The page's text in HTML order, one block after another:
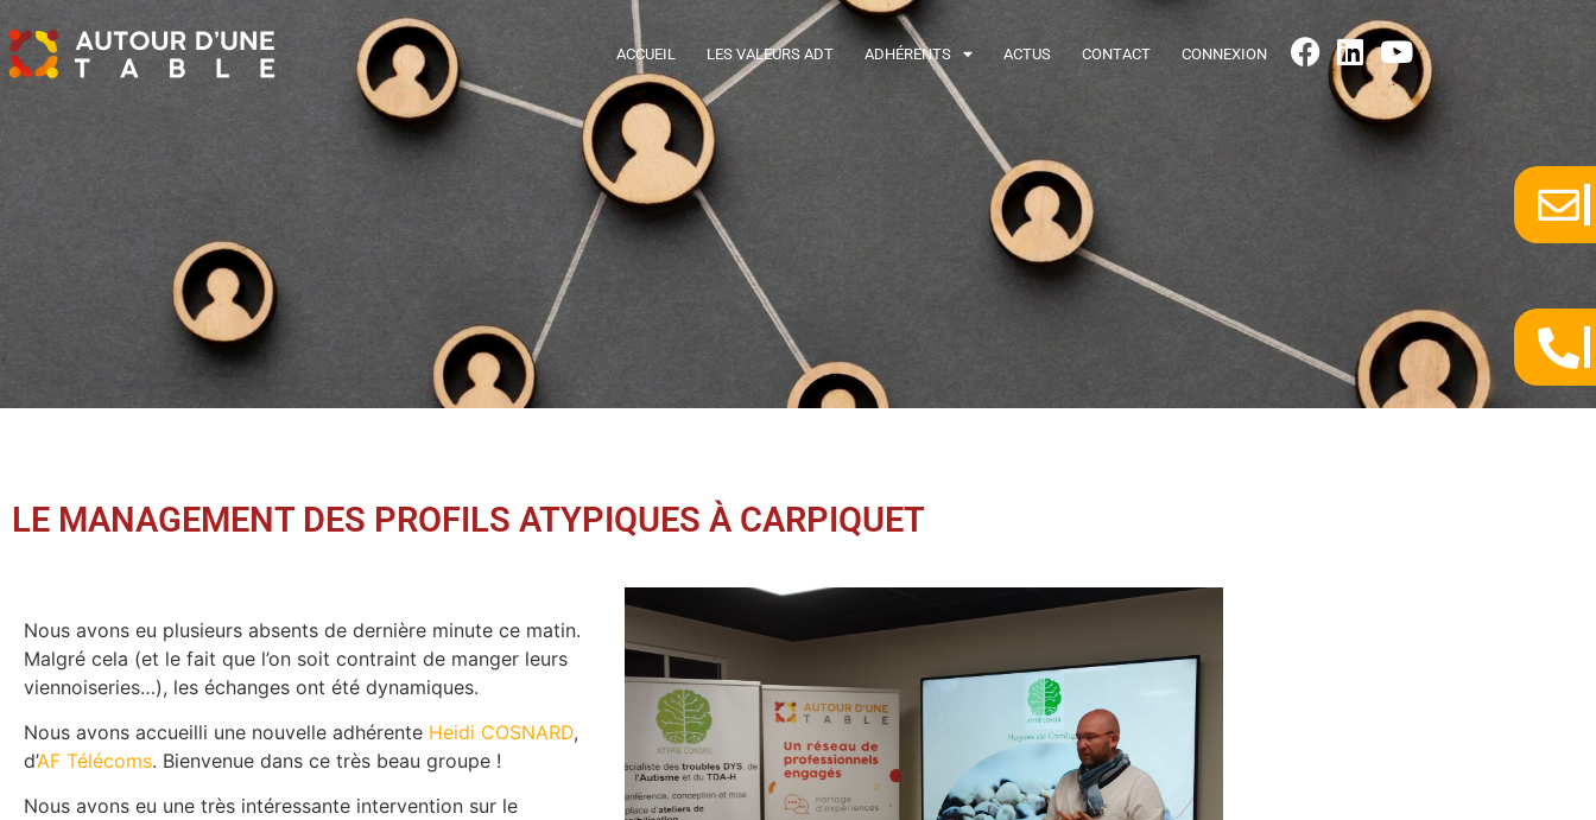
ACCUEIL LES VALEURS ADT ADHÉRENTS ACTUS CONTACT CONNEXION
LE MANAGEMENT DES PROFILS ATYPIQUES À CARPIQUET
Nous avons eu plusieurs absents de dernière minute ce matin.
Malgré cela (et le fait que l’on soit contraint de manger leurs
viennoiseries…), les échanges ont été dynamiques.
Nous avons accueilli une nouvelle adhérente Heidi COSNARD,
d’AF Télécoms. Bienvenue dans ce très beau groupe !
Nous avons eu une très intéressante intervention sur le